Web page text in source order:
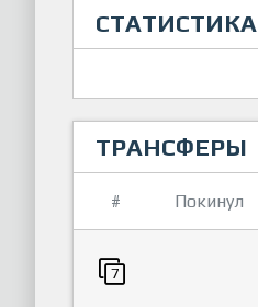
СТАТИСТИКА
ТРАНСФЕРЫ
# Покинул
7